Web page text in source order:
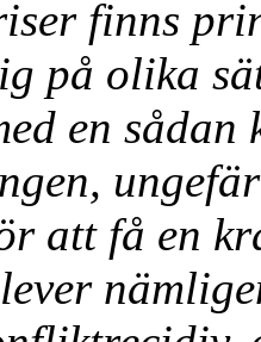
finns
på olika
en
att få en